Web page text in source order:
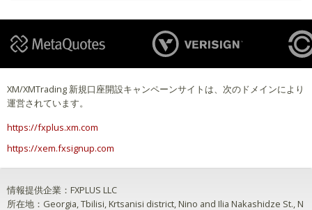
XM/XMTrading 新規口座開設キャンペーンサイトは、次のドメインにより
運営されています。
https://fxplus.xm.com
https://xem.fxsignup.com
情報提供企業：FXPLUS LLC
所在地：Georgia, Tbilisi, Krtsanisi district, Nino and Ilia Nakashidze St., N